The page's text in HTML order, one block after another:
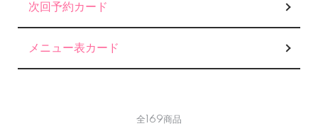
次回予約カード
メニュー表カード
全169商品